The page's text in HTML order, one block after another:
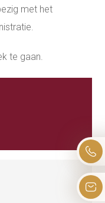
met het
te gaan.